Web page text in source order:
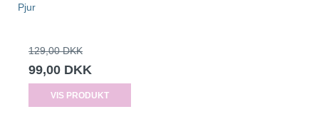
Pjur
129,00 DKK
99,00 DKK
VIS PRODUKT